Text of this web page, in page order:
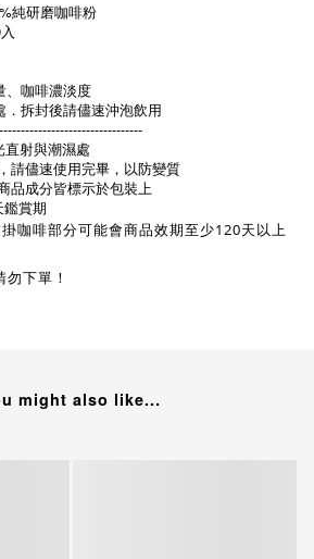
純研磨咖啡粉
、咖啡濃淡度
拆封後請儘速沖泡飲用
直射與潮濕處
拆封後，請儘速使用完畢，以防變質
期限及商品成分皆標示於包裝上
7天鑑賞期
咖啡部分可能會商品效期至少120天以上
單！
might also like...